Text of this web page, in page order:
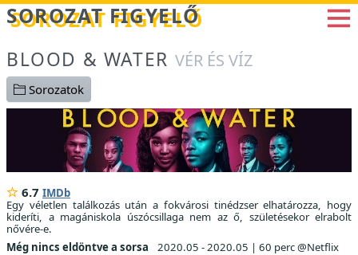
Betöltés...
SOROZAT FIGYELŐ
BLOOD & WATER VÉR ÉS VÍZ
Sorozatok
6.7 IMDb
Egy véletlen találkozás után a fokvárosi tinédzser elhatározza, hogy
kideríti, a magániskola úszócsillaga nem az ő, születésekor elrabolt
nővére-e.
Még nincs eldöntve a sorsa
2020.05 - 2020.05 | 60 perc @Netflix